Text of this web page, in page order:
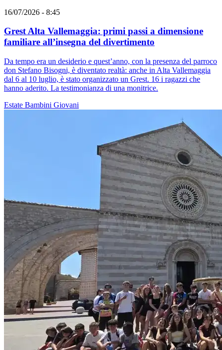
16/07/2026 - 8:45
Grest Alta Vallemaggia: primi passi a dimensione
familiare all’insegna del divertimento
Da tempo era un desiderio e quest’anno, con la presenza del parroco
don Stefano Bisogni, è diventato realtà: anche in Alta Vallemaggia
dal 6 al 10 luglio, è stato organizzato un Grest. 16 i ragazzi che
hanno aderito. La testimonianza di una monitrice.
Estate Bambini Giovani